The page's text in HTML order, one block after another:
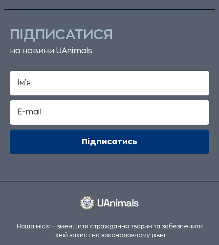
ПІДПИСАТИСЯ
на новини UAnimals
Наша місія – зменшити страждання тварин та забезпечити
їхній захист на законодавчому рівні.